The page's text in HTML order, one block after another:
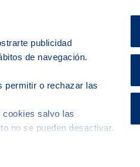
publicidad
de navegación.
permitir o rechazar las
cookies salvo las
no se pueden desactivar.
Ciudad